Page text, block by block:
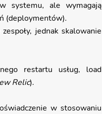
systemu, ale wymagają
(deploymentów).
jednak skalowanie
restartu usług, load
Relic).
w stosowaniu